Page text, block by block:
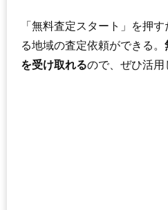
「無料査定スタート」を押
る地域の査定依頼ができる。
を受け取れるので、ぜひ活用